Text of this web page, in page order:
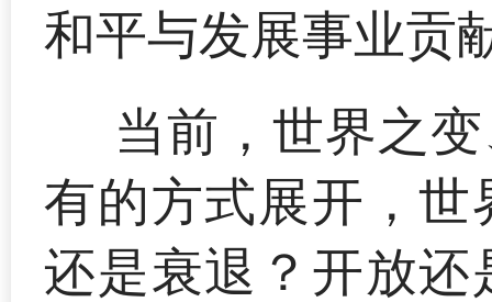
和平与发展事业贡
当前，世界之
有的方式展开，
还是衰退？开放